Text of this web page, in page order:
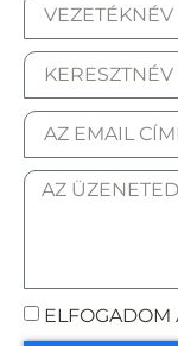
ELFOGADOM